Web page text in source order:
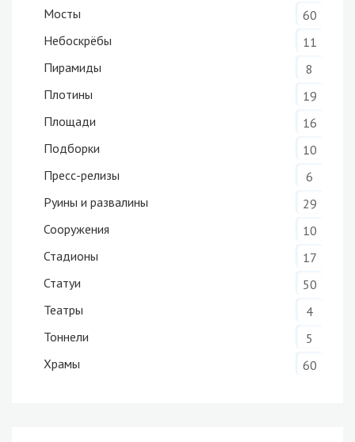
Мосты
60
Небоскрёбы
11
Пирамиды
8
Плотины
19
Площади
16
Подборки
10
Пресс-релизы
6
Руины и развалины
29
Сооружения
10
Стадионы
17
Статуи
50
Театры
4
Тоннели
5
Храмы
60